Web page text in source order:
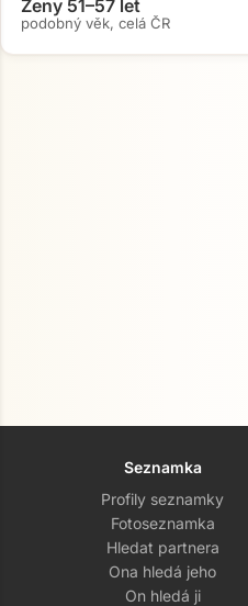
Ženy 51–57 let
podobný věk, celá ČR
Seznamka
Profily seznamky
Fotoseznamka
Hledat partnera
Ona hledá jeho
On hledá ji